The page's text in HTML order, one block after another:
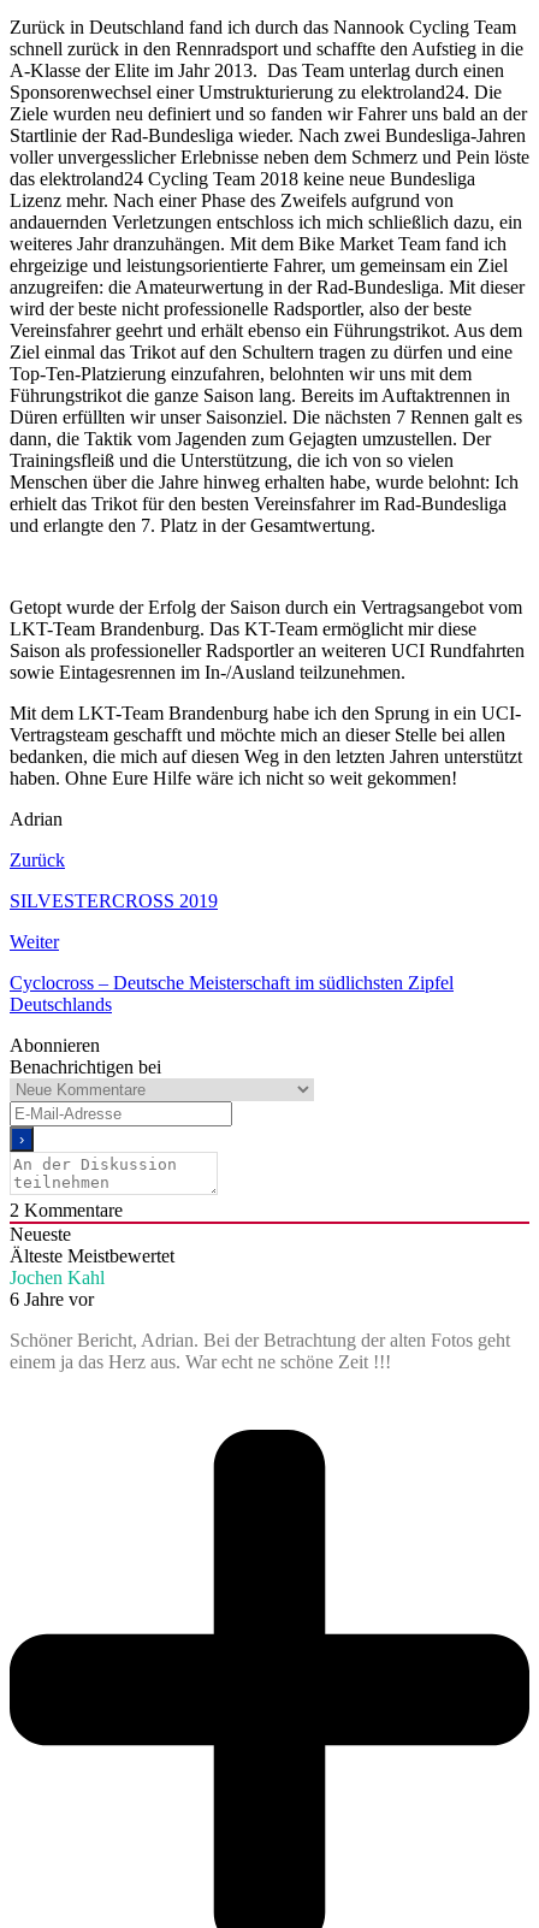
Zurück in Deutschland fand ich durch das Nannook Cycling Team
schnell zurück in den Rennradsport und schaffte den Aufstieg in die
A-Klasse der Elite im Jahr 2013. Das Team unterlag durch einen
Sponsorenwechsel einer Umstrukturierung zu elektroland24. Die
Ziele wurden neu definiert und so fanden wir Fahrer uns bald an der
Startlinie der Rad-Bundesliga wieder. Nach zwei Bundesliga-Jahren
voller unvergesslicher Erlebnisse neben dem Schmerz und Pein löste
das elektroland24 Cycling Team 2018 keine neue Bundesliga
Lizenz mehr. Nach einer Phase des Zweifels aufgrund von
andauernden Verletzungen entschloss ich mich schließlich dazu, ein
weiteres Jahr dranzuhängen. Mit dem Bike Market Team fand ich
ehrgeizige und leistungsorientierte Fahrer, um gemeinsam ein Ziel
anzugreifen: die Amateurwertung in der Rad-Bundesliga. Mit dieser
wird der beste nicht professionelle Radsportler, also der beste
Vereinsfahrer geehrt und erhält ebenso ein Führungstrikot. Aus dem
Ziel einmal das Trikot auf den Schultern tragen zu dürfen und eine
Top-Ten-Platzierung einzufahren, belohnten wir uns mit dem
Führungstrikot die ganze Saison lang. Bereits im Auftaktrennen in
Düren erfüllten wir unser Saisonziel. Die nächsten 7 Rennen galt es
dann, die Taktik vom Jagenden zum Gejagten umzustellen. Der
Trainingsfleiß und die Unterstützung, die ich von so vielen
Menschen über die Jahre hinweg erhalten habe, wurde belohnt: Ich
erhielt das Trikot für den besten Vereinsfahrer im Rad-Bundesliga
und erlangte den 7. Platz in der Gesamtwertung.
Getopt wurde der Erfolg der Saison durch ein Vertragsangebot vom
LKT-Team Brandenburg. Das KT-Team ermöglicht mir diese
Saison als professioneller Radsportler an weiteren UCI Rundfahrten
sowie Eintagesrennen im In-/Ausland teilzunehmen.
Mit dem LKT-Team Brandenburg habe ich den Sprung in ein UCI-
Vertragsteam geschafft und möchte mich an dieser Stelle bei allen
bedanken, die mich auf diesen Weg in den letzten Jahren unterstützt
haben. Ohne Eure Hilfe wäre ich nicht so weit gekommen!
Adrian
Zurück
SILVESTERCROSS 2019
Weiter
Cyclocross – Deutsche Meisterschaft im südlichsten Zipfel
Deutschlands
Abonnieren
Benachrichtigen bei
2 Kommentare
Neueste
Älteste Meistbewertet
Jochen Kahl
6 Jahre vor
Schöner Bericht, Adrian. Bei der Betrachtung der alten Fotos geht
einem ja das Herz aus. War echt ne schöne Zeit !!!